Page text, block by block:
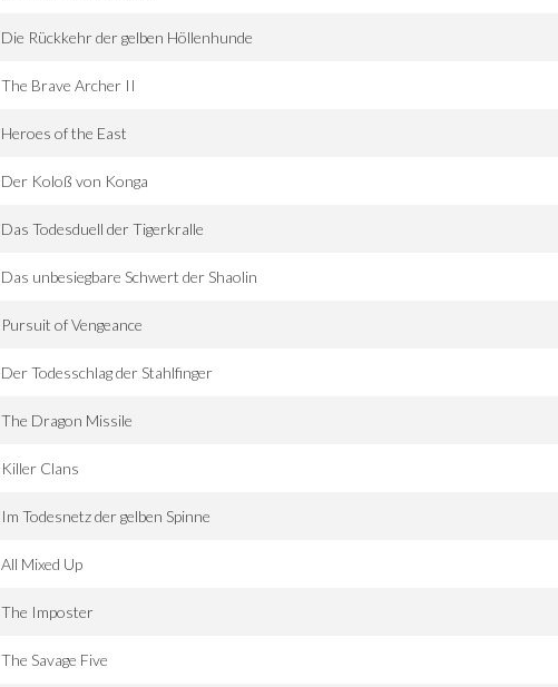
Die Rückkehr der gelben Höllenhunde
The Brave Archer II
Heroes of the East
Der Koloß von Konga
Das Todesduell der Tigerkralle
Das unbesiegbare Schwert der Shaolin
Pursuit of Vengeance
Der Todesschlag der Stahlfinger
The Dragon Missile
Killer Clans
Im Todesnetz der gelben Spinne
All Mixed Up
The Imposter
The Savage Five